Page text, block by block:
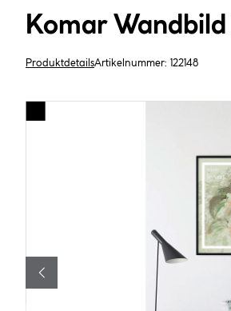
Komar
ProduktdetailsArtikelnummer: 122148